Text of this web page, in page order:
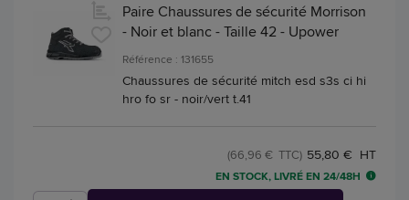
Paire Chaussures de sécurité Morrison
- Noir et blanc - Taille 42 - Upower
Référence : 131655
Chaussures de sécurité mitch esd s3s ci hi
hro fo sr - noir/vert t.41
55,80 € HT
(66,96 € TTC)
EN STOCK, LIVRÉ EN 24/48H